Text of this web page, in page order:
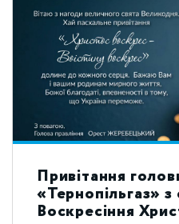
Привітання
«Тернопільгаз» з
Воскресіння